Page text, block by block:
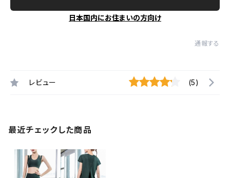
日本国内にお住まいの方向け
通報する
レビュー (5)
最近チェックした商品